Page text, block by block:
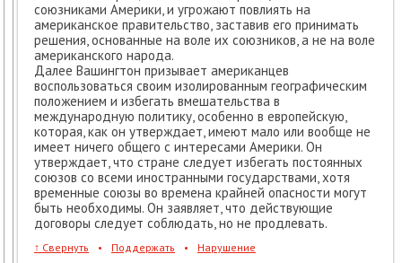
союзниками Америки, и угрожают повлиять на
американское правительство, заставив его принимать
решения, основанные на воле их союзников, а не на воле
американского народа.
Далее Вашингтон призывает американцев
воспользоваться своим изолированным географическим
положением и избегать вмешательства в
международную политику, особенно в европейскую,
которая, как он утверждает, имеют мало или вообще не
имеет ничего общего с интересами Америки. Он
утверждает, что стране следует избегать постоянных
союзов со всеми иностранными государствами, хотя
временные союзы во времена крайней опасности могут
быть необходимы. Он заявляет, что действующие
договоры следует соблюдать, но не продлевать.
↑ Свернуть • Поддержать • Нарушение